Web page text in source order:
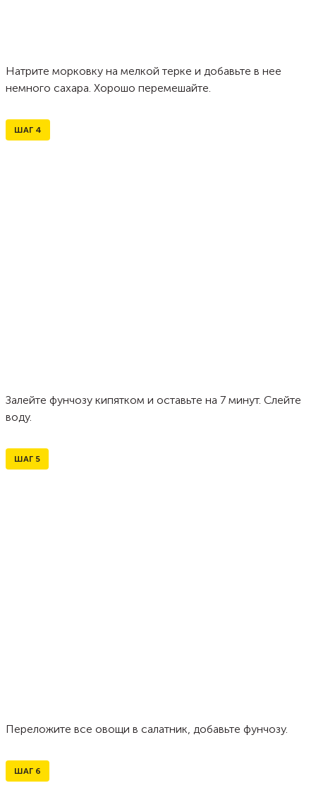
Натрите морковку на мелкой терке и добавьте в нее
немного сахара. Хорошо перемешайте.
ШАГ 4
Залейте фунчозу кипятком и оставьте на 7 минут. Слейте
воду.
ШАГ 5
Переложите все овощи в салатник, добавьте фунчозу.
ШАГ 6